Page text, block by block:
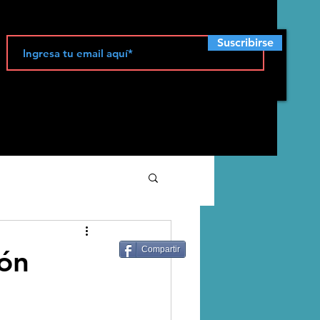
Suscribirse
Compartir